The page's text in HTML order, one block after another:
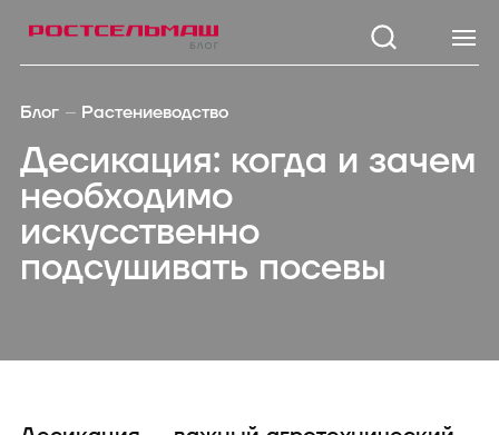
комбайны
Тракторы
Кормоуборочные
комбайны
Самоходные косилки
Кормозаготовительная
техника
KOLIBRI
SAPSUN
Блог Растениеводство
Десикация: когда и зачем
необходимо
искусственно
подсушивать посевы